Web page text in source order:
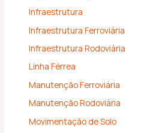
Infraestrutura
Infraestrutura Ferroviária
Infraestrutura Rodoviária
Linha Férrea
Manutenção Ferroviária
Manutenção Rodoviária
Movimentação de Solo